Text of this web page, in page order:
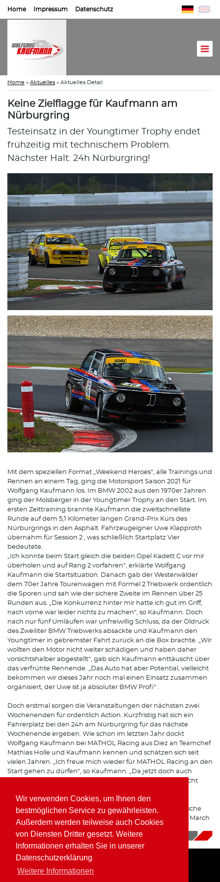
Wir verwenden Cookies, um Ihnen den
bestmöglichen Service zu gewährleisten.
Außerdem werden teilweise auch Cookies
von Diensten Dritter gesetzt. Weitere
Informationen erhalten Sie in unserer
Datenschutzerklärung
Weitere Informationen
Home Impressum Datenschutz
Home » Aktuelles » Aktuelles Detail
Keine Zielflagge für Kaufmann am
Nürburgring
Testeinsatz in der Youngtimer Trophy endet
frühzeitig mit technischem Problem.
Nächster Halt: 24h Nürburgring!
Mit dem speziellen Format „Weekend Heroes“, alle Trainings und
Rennen an einem Tag, ging die Motorsport Saison 2021 für
Wolfgang Kaufmann los. Im BMW 2002 aus den 1970er Jahren
ging der Molsberger in der Youngtimer Trophy an den Start. Im
ersten Zeittraining brannte Kaufmann die zweitschnellste
Runde auf dem 5,1 Kilometer langen Grand-Prix Kurs des
Nürburgrings in den Asphalt. Fahrzeugeigner Uwe Klapproth
übernahm für Session 2 , was schließlich Startplatz Vier
bedeutete.
„Ich konnte beim Start gleich die beiden Opel Kadett C vor mir
überholen und auf Rang 2 vorfahren“, erklärte Wolfgang
Kaufmann die Startsituation. Danach gab der Westerwälder
dem 70er Jahre Tourenwagen mit Formel 2 Triebwerk ordentlich
die Sporen und sah wie der sichere Zweite im Rennen über 25
Runden aus. „Die Konkurrenz hinter mir hatte ich gut im Griff,
nach vorne war leider nichts zu machen“, so Kaufmann. Doch
nach nur fünf Umläufen war unfreiwillig Schluss, da der Öldruck
des Zweiliter BMW Triebwerks absackte und Kaufmann den
Youngtimer in gebremster Fahrt zurück an die Box brachte. „Wir
wollten den Motor nicht weiter schädigen und haben daher
vorsichtshalber abgestellt“, gab sich Kaufmann enttäuscht über
das verfrühte Rennende. „Das Auto hat aber Potential, vielleicht
bekommen wir dieses Jahr noch mal einen Einsatz zusammen
organisiert, der Uwe ist ja absoluter BMW Profi“ .
Doch erstmal sorgen die Veranstaltungen der nächsten zwei
Wochenenden für ordentlich Action. Kurzfristig hat sich ein
Fahrerplatz bei den 24h am Nürburgring für das nächste
Wochenende ergeben. Wie schon im letzten Jahr dockt
Wolfgang Kaufmann bei MATHOL Racing aus Diez an Teamchef
Mathias Holle und Kaufmann kennen und schätzen sich seit
vielen Jahren. „Ich freue mich wieder für MATHOL Racing an den
Start gehen zu dürfen“, so Kaufmann. „Da jetzt doch auch
einige Zuschauer am Ring sein dürfen, werden wir erst recht
Danach geht es zum historischen Grand-Prix ins französische
Paul-Richard oberhalb von Nizza, wo wieder der Formel 2 March
31.05.2021
Home Impressum